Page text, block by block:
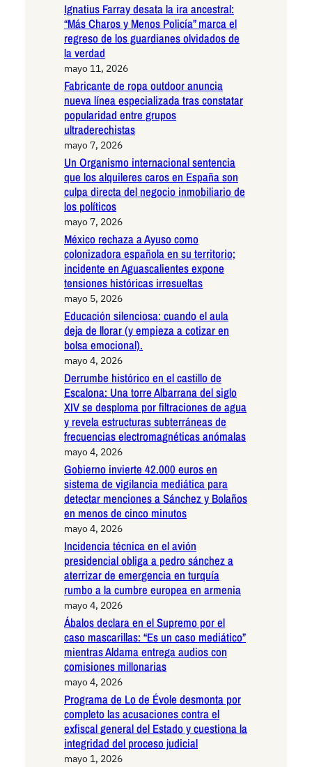
Ignatius Farray desata la ira ancestral:
“Más Charos y Menos Policía” marca el
regreso de los guardianes olvidados de
la verdad
mayo 11, 2026
Fabricante de ropa outdoor anuncia
nueva línea especializada tras constatar
popularidad entre grupos
ultraderechistas
mayo 7, 2026
Un Organismo internacional sentencia
que los alquileres caros en España son
culpa directa del negocio inmobiliario de
los políticos
mayo 7, 2026
México rechaza a Ayuso como
colonizadora española en su territorio;
incidente en Aguascalientes expone
tensiones históricas irresueltas
mayo 5, 2026
Educación silenciosa: cuando el aula
deja de llorar (y empieza a cotizar en
bolsa emocional).
mayo 4, 2026
Derrumbe histórico en el castillo de
Escalona: Una torre Albarrana del siglo
XIV se desploma por filtraciones de agua
y revela estructuras subterráneas de
frecuencias electromagnéticas anómalas
mayo 4, 2026
Gobierno invierte 42.000 euros en
sistema de vigilancia mediática para
detectar menciones a Sánchez y Bolaños
en menos de cinco minutos
mayo 4, 2026
Incidencia técnica en el avión
presidencial obliga a pedro sánchez a
aterrizar de emergencia en turquía
rumbo a la cumbre europea en armenia
mayo 4, 2026
Ábalos declara en el Supremo por el
caso mascarillas: “Es un caso mediático”
mientras Aldama entrega audios con
comisiones millonarias
mayo 4, 2026
Programa de Lo de Évole desmonta por
completo las acusaciones contra el
exfiscal general del Estado y cuestiona la
integridad del proceso judicial
mayo 1, 2026